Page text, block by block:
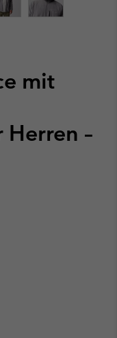
mit
Herren –